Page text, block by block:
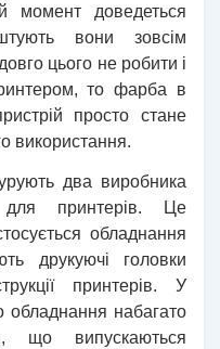
доведеться
вони зовсім
цього не робити і
то фарба в
просто стане
використання.
два виробника
для принтерів. Це
обладнання
друкуючі головки
принтерів. У
обладнання набагато
що випускаються